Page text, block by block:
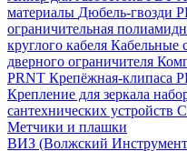
материалы Дюбель-гвозди
ограничительная
круглого кабеля Кабельные
дверного ограничителя
PRNT Крепёжная-клипаса
Крепление для зеркала
сантехнических устройств
Метчики и плашки
ВИЗ (Волжский